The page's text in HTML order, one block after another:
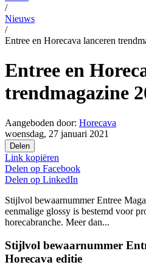
/
Nieuws
/
Entree en Horecava lanceren
Entree en
trendmagazine
Aangeboden door: Horecava
woensdag, 27 januari 2021
Delen
Link kopiëren
Delen op Facebook
Delen op LinkedIn
Stijlvol bewaarnummer Entree
eenmalige glossy is bestemd voor
horecabranche. Meer dan...
Stijlvol bewaarnummer
Horecava editie